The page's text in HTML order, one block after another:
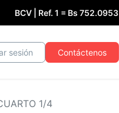
BCV | Ref. 1 = Bs 752.0953
sesión Contáctenos
1/4